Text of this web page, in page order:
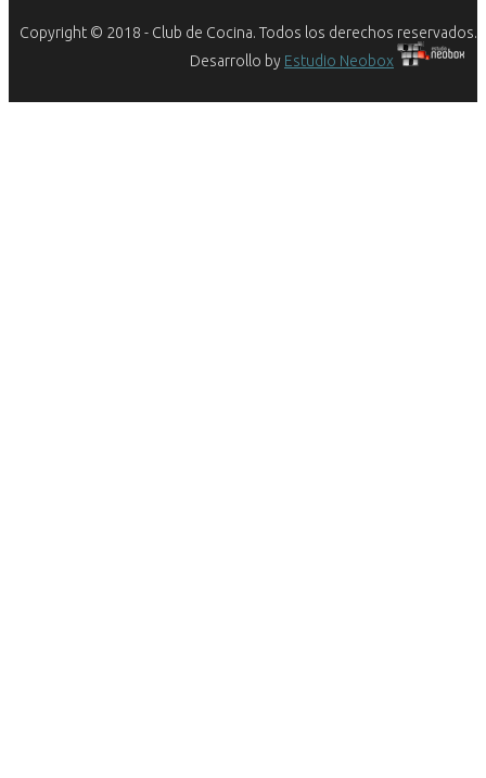
Copyright © 2018 - Club de Cocina. Todos los derechos reservados.
Desarrollo by Estudio Neobox